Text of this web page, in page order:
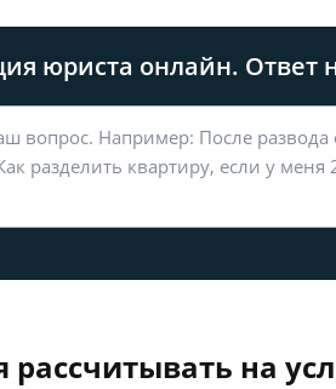
юриста онлайн. Ответ
рассчитывать на